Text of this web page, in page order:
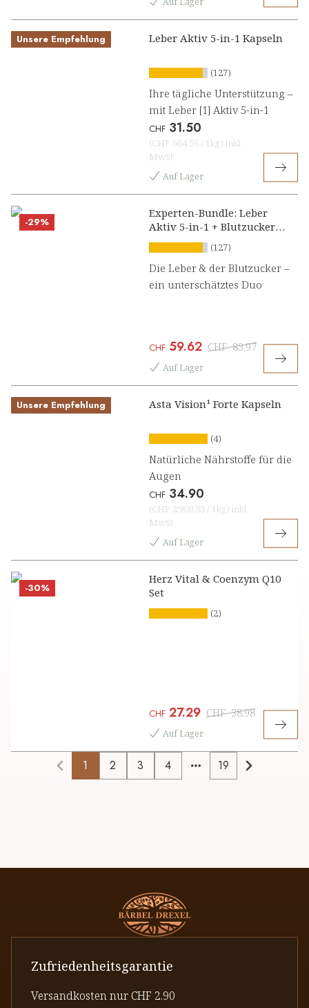
Unsere Empfehlung Leber Aktiv 5-in-1 Kapseln
(127)
Ihre tägliche Unterstützung –
mit Leber [1] Aktiv 5-in-1
CHF 31.50
(CHF 664.56 / 1kg) inkl.
MwSt
Auf Lager
-29%
Experten-Bundle: Leber
Aktiv 5-in-1 + Blutzucker
Balance
(127)
Die Leber & der Blutzucker –
ein unterschätztes Duo
CHF 59.62 CHF 83.97
Auf Lager
Unsere Empfehlung Asta Vision¹ Forte Kapseln
(4)
Natürliche Nährstoffe für die
Augen
CHF 34.90
(CHF 2'908.33 / 1kg) inkl.
MwSt
Auf Lager
-30%
Herz Vital & Coenzym Q10
Set
(2)
CHF 27.29 CHF 38.98
Auf Lager
1 2 3 4
More pages
19
Zufriedenheitsgarantie
Versandkosten nur CHF 2.90